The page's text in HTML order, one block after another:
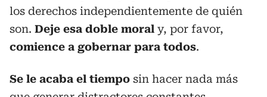
los derechos independientemente de quién
son. Deje esa doble moral y, por favor,
comience a gobernar para todos.
Se le acaba el tiempo sin hacer nada más